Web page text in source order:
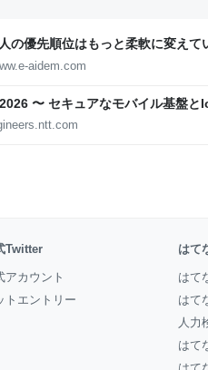
の優先順位はもっと柔軟に変えて
こと - りっすん by イーアイデム
aidem.com
〜 セキュアなモバイル基盤と
- NTT docomo Business
Twitter
アカウント
トエントリー
はて
はて
はて
人力
はて